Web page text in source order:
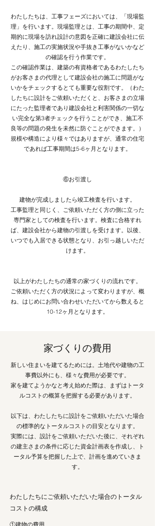
わたしたちは、工事フェーズにおいては、「現場監
理」を行います。 現場監理とは、工事の期間中、定
期的に現場を訪れ設計の意図を正確に建設会社に伝
えたり、施工の実施状況や手抜き工事がないかなど
の確認を行う作業です。
この確認作業は、建築の有資格者であるわたしたち
がお客さまの代理として建設会社の施工に問題がな
いかをチェックするとても重要な役割です。
（わた
したちに設計をご依頼いただくと、お客さまの立場
にたった監理者であり建設会社と利害関係の一切な
い完全な第3者チェックを行うことができ、施工不
良等の問題の発生を未然に防ぐことができます。）
規模や構造により様々ではありますが、通常の住宅
であれば工事期間は5-6ヶ月となります。
​⑥お引渡し
建物が完成しましたら竣工検査を行います。
工事監理と同じく、ご依頼いただく方の側に立った
専門家としての検査を行います。検査に合格すれ
ば、建設会社から建物の引渡しを受けます。以後、
いつでも入居できる状態となり、お引っ越しいただ
けます。
以上がわたしたちの通常の家づくりの流れです。
ご依頼いただく方の状況によって変わりますが、概
ね、はじめにお問い合わせいただいてから数えると
10-12ヶ月となります。
家づくりの費用
新しい住まいを建てるためには。土地代や建物の工
事費以外にも、様々な費用が必要です。
家を建てようかなと考え始めた際は、まずはトータ
ルコストの概算を把握する必要があります。
以下は、わたしたちに設計をご依頼いただいた場合
の標準的なトータルコストの目安となります。
実際には、設計をご依頼いただいた後に、それぞれ
の建主さまの条件に応じた資金計画表を作成し、ト
ータル予算を把握した上で、計画を進めていきま
す。
わたしたちにご依頼いただいた場合のトータル
コストの構成
①建物の費用